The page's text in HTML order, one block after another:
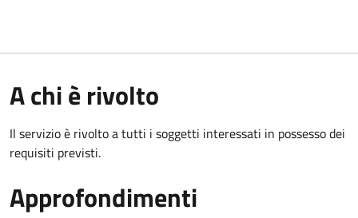
A chi è rivolto
Il servizio è rivolto a tutti i soggetti interessati in possesso dei
requisiti previsti.
Approfondimenti